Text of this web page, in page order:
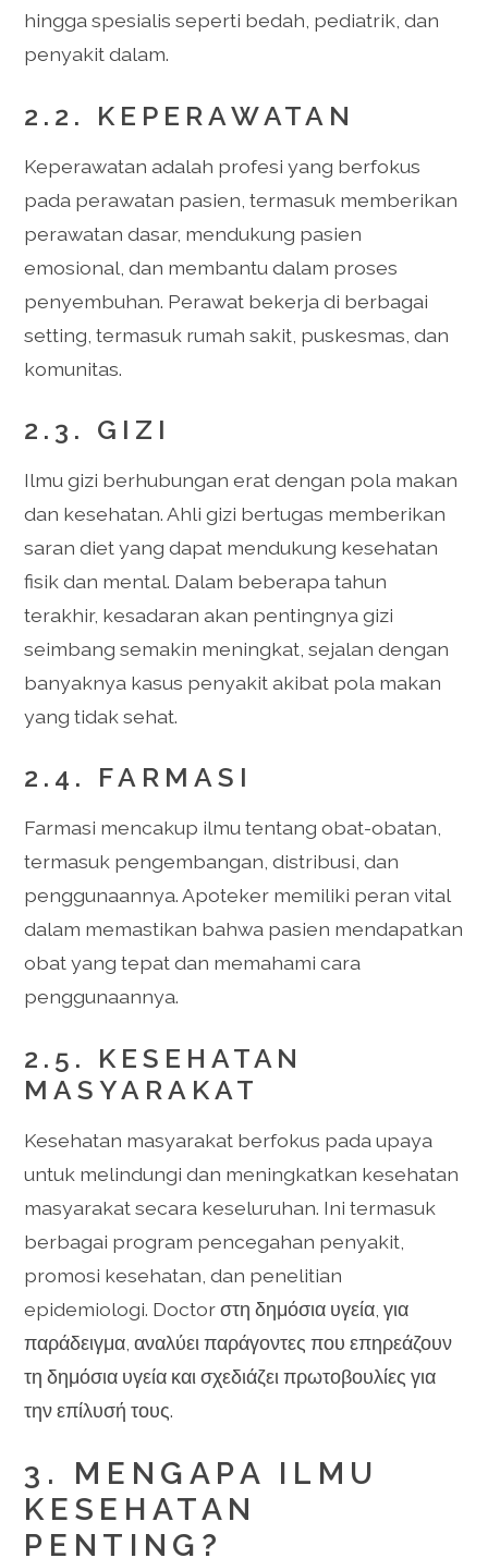
hingga spesialis seperti bedah, pediatrik, dan
penyakit dalam.
2.2. KEPERAWATAN
Keperawatan adalah profesi yang berfokus
pada perawatan pasien, termasuk memberikan
perawatan dasar, mendukung pasien
emosional, dan membantu dalam proses
penyembuhan. Perawat bekerja di berbagai
setting, termasuk rumah sakit, puskesmas, dan
komunitas.
2.3. GIZI
Ilmu gizi berhubungan erat dengan pola makan
dan kesehatan. Ahli gizi bertugas memberikan
saran diet yang dapat mendukung kesehatan
fisik dan mental. Dalam beberapa tahun
terakhir, kesadaran akan pentingnya gizi
seimbang semakin meningkat, sejalan dengan
banyaknya kasus penyakit akibat pola makan
yang tidak sehat.
2.4. FARMASI
Farmasi mencakup ilmu tentang obat-obatan,
termasuk pengembangan, distribusi, dan
penggunaannya. Apoteker memiliki peran vital
dalam memastikan bahwa pasien mendapatkan
obat yang tepat dan memahami cara
penggunaannya.
2.5. KESEHATAN
MASYARAKAT
Kesehatan masyarakat berfokus pada upaya
untuk melindungi dan meningkatkan kesehatan
masyarakat secara keseluruhan. Ini termasuk
berbagai program pencegahan penyakit,
promosi kesehatan, dan penelitian
epidemiologi. Doctor στη δημόσια υγεία, για
παράδειγμα, αναλύει παράγοντες που επηρεάζουν
τη δημόσια υγεία και σχεδιάζει πρωτοβουλίες για
την επίλυσή τους.
3. MENGAPA ILMU
KESEHATAN
PENTING?